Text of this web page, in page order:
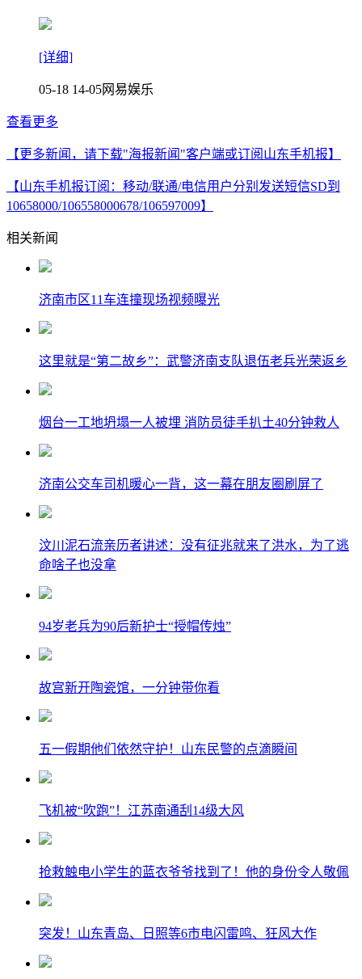
[详细]
05-18 14-05网易娱乐
查看更多
【更多新闻，请下载"海报新闻"客户端或订阅山东手机报】
【山东手机报订阅：移动/联通/电信用户分别发送短信SD到
10658000/106558000678/106597009】
相关新闻
济南市区11车连撞现场视频曝光
这里就是“第二故乡”：武警济南支队退伍老兵光荣返乡
烟台一工地坍塌一人被埋 消防员徒手扒土40分钟救人
济南公交车司机暖心一背，这一幕在朋友圈刷屏了
汶川泥石流亲历者讲述：没有征兆就来了洪水，为了逃
命啥子也没拿
94岁老兵为90后新护士“授帽传烛”
故宫新开陶瓷馆，一分钟带你看
五一假期他们依然守护！山东民警的点滴瞬间
飞机被“吹跑”！江苏南通刮14级大风
抢救触电小学生的蓝衣爷爷找到了！他的身份令人敬佩
突发！山东青岛、日照等6市电闪雷鸣、狂风大作